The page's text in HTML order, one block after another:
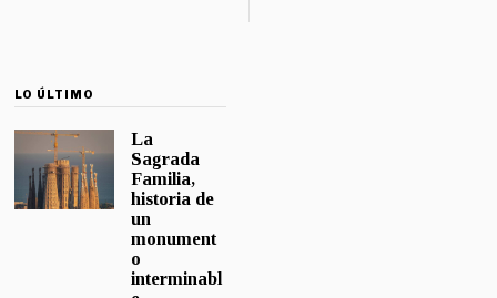
LO ÚLTIMO
La
Sagrada
Familia,
historia de
un
monument
o
interminabl